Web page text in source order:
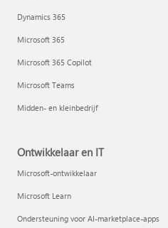
Dynamics 365
Microsoft 365
Microsoft 365 Copilot
Microsoft Teams
Midden- en kleinbedrijf
Ontwikkelaar en IT
Microsoft-ontwikkelaar
Microsoft Learn
Ondersteuning voor AI-marketplace-apps